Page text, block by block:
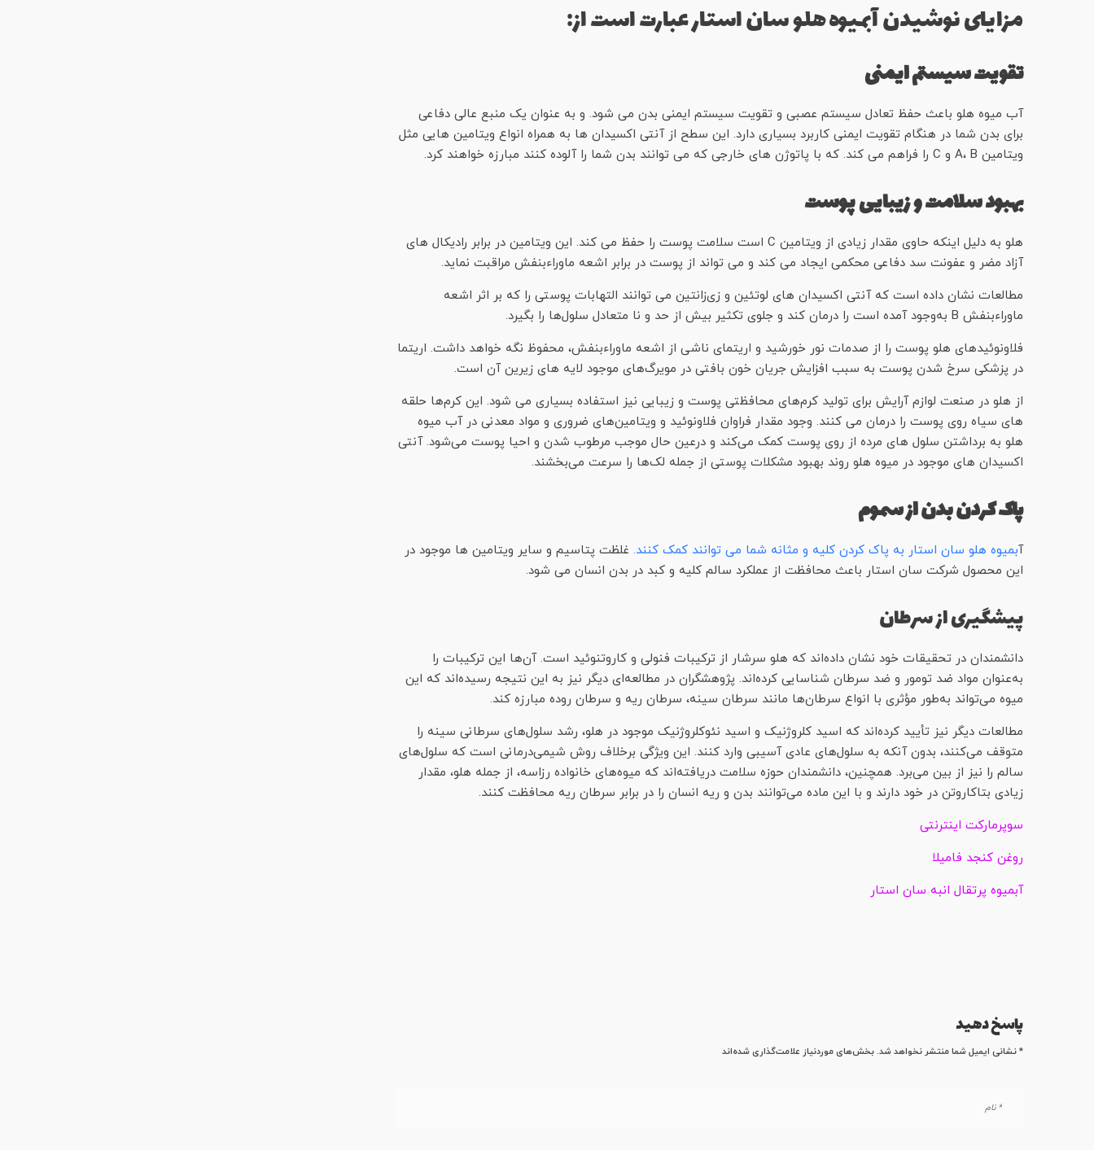
مزایای نوشیدن آبمیوه هلو سان استار عبارت است از:
تقویت سیستم ایمنی
آب میوه هلو باعث حفظ تعادل سیستم عصبی و تقویت سیستم ایمنی بدن می شود. و به عنوان یک منبع عالی دفاعی
برای بدن شما در هنگام تقویت ایمنی کاربرد بسیاری دارد. این سطح از آنتی اکسیدان ها به همراه انواع ویتامین هایی مثل
ویتامین A، B و C را فراهم می کند. که با پاتوژن های خارجی که می توانند بدن شما را آلوده کنند مبارزه خواهند کرد.
بهبود سلامت و زیبایی پوست
هلو به دلیل اینکه حاوی مقدار زیادی از ویتامین C است سلامت پوست را حفظ می کند. این ویتامین در برابر رادیکا‌ل های
آزاد مضر و عفونت‌ سد دفاعی محکمی ایجاد می کند و می تواند از پوست در برابر اشعه ماوراء‌بنفش مراقبت نماید.
مطالعات نشان داده است که آنتی اکسیدان های لوتئین و زی‌زانتین می توانند التهابات پوستی را که بر اثر اشعه
ماوراء‌بنفش B به‌وجود آمده است را درمان کند و جلوی تکثیر بیش از حد و نا متعادل سلول‌ها را بگیرد.
فلاونوئیدهای هلو پوست را از صدمات نور خورشید و اریتمای ناشی از اشعه ماوراءبنفش، محفوظ نگه خواهد داشت. اریتما
در پزشکی سرخ شدن پوست به سبب افزایش جریان خون بافتی در مویرگ‌های موجود لایه های زیرین آن است.
از هلو در صنعت لوازم آرایش برای تولید کرم‌های محافظتی پوست و زیبایی نیز استفاده بسیاری می شود. این کرم‌ها حلقه
های سیاه روی پوست را درمان می کنند. وجود مقدار فراوان فلاونوئید و ویتامین‌های ضروری و مواد معدنی در آب میوه
هلو به برداشتن سلول های مرده از روی پوست کمک می‌کند و درعین حال موجب مرطوب شدن و احیا پوست می‌شود. آنتی
اکسیدان های موجود در میوه هلو روند بهبود مشکلات پوستی از جمله لک‌ها را سرعت می‌بخشند.
پاک کردن بدن از سموم
آبمیوه هلو سان استار به پاک کردن کلیه و مثانه شما می توانند کمک کنند. غلظت پتاسیم و سایر ویتامین ها موجود در
این محصول شرکت سان استار باعث محافظت از عملکرد سالم کلیه و کبد در بدن انسان می شود.
پیشگیری از سرطان
دانشمندان در تحقیقات خود نشان داده‌اند که هلو سرشار از ترکیبات فنولی و کاروتنوئید است. آن‌ها این ترکیبات را
به‌عنوان مواد ضد تومور و ضد سرطان شناسایی کرده‌اند. پژوهشگران در مطالعه‌ای دیگر نیز به این نتیجه رسیده‌اند که این
میوه می‌تواند به‌طور مؤثری با انواع سرطان‌ها مانند سرطان سینه، سرطان ریه و سرطان روده مبارزه کند.
مطالعات دیگر نیز تأیید کرده‌اند که اسید کلروژنیک و اسید نئوکلروژنیک موجود در هلو، رشد سلول‌های سرطانی سینه را
متوقف می‌کنند، بدون آنکه به سلول‌های عادی آسیبی وارد کنند. این ویژگی برخلاف روش شیمی‌درمانی است که سلول‌های
سالم را نیز از بین می‌برد. همچنین، دانشمندان حوزه سلامت دریافته‌اند که میوه‌های خانواده رزاسه، از جمله هلو، مقدار
زیادی بتاکاروتن در خود دارند و با این ماده می‌توانند بدن و ریه انسان را در برابر سرطان ریه محافظت کنند.
سوپرمارکت اینترنتی
روغن کنجد فامیلا
آبمیوه پرتقال انبه سان استار
پاسخ دهید
نشانی ایمیل شما منتشر نخواهد شد.*